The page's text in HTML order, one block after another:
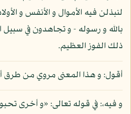
لنبذلن فيه الأموال و الأنفس و
بالله و رسوله - و تجاهدون في سبيل
ذلك الفوز العظيم.
أقول: و هذا المعنى مروي من طرق
و فيه،: في قوله تعالى: «و أخرى